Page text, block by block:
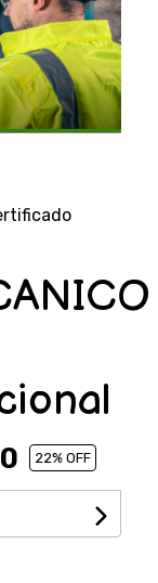
22% OFF